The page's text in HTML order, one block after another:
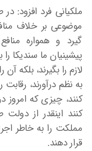
موضوعی بر خلاف
گیرد و همواره
پیشینیان ما سندیکا
لازم را بگیرند، بلکه
به نظم درآورند،
کنند اینقدر از دولت
مملکت را به خاطر
قرار دهند.